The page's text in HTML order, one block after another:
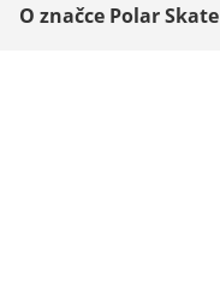
O značce Polar Skate